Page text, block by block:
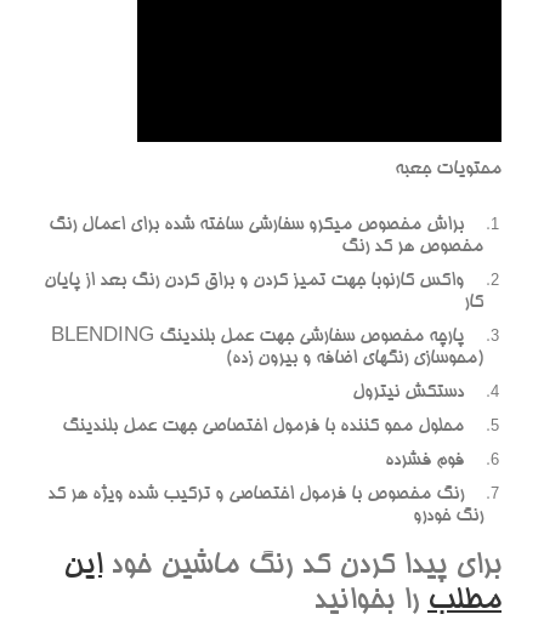
محتويات جعبه
براش مخصوص ميکرو سفارشي ساخته شده براي اعمال رنگ
مخصوص هر کد رنگ
واکس کارنوبا جهت تميز کردن و براق کردن رنگ بعد از پايان
کار
پارچه مخصوص سفارشي جهت عمل بلندينگ BLENDING
(محوسازي رنگهاي اضافه و بيرون زده)
دستکش نيترول
محلول محو کننده با فرمول اختصاصي جهت عمل بلندينگ
فوم فشرده
رنگ مخصوص با فرمول اختصاصي و ترکيب شده ويژه هر کد
رنگ خودرو
براي پيدا کردن کد رنگ ماشين خوداين
مطلب را بخوانيد